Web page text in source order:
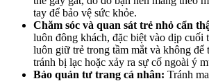
tay để bảo vệ sức khỏe.
Chăm sóc và quan sát trẻ nhỏ cẩn
luôn đông khách, đặc biệt vào dịp cuối
luôn giữ trẻ trong tầm mắt và không để
tránh bị lạc hoặc xảy ra sự cố ngoài ý
Bảo quản tư trang cá nhân: Tránh